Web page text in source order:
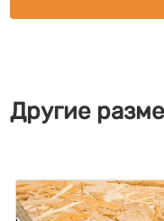
Другие